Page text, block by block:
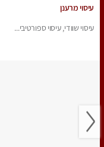
עיסוי מרענן
עיסוי שוודי, עיסוי ספורטיבי...